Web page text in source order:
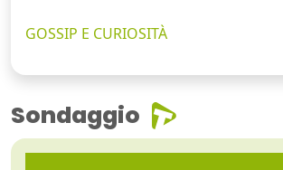
GOSSIP E CURIOSITÀ
Sondaggio